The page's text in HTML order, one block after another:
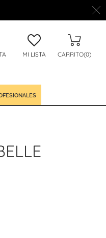
MI LISTA CARRITO(0)